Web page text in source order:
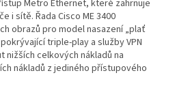
Metro Ethernet, které zahrnuje
i sítě. Řada Cisco ME 3400
obrazů pro model nasazení „plať
triple-play a služby VPN
nižších celkových nákladů na
nákladů z jediného přístupového